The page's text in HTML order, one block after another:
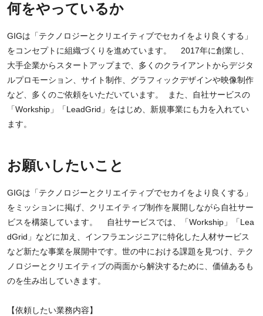
何をやっているか
GIGは「テクノロジーとクリエイティブでセカイをより良くする」
をコンセプトに組織づくりを進めています。 2017年に創業し、
大手企業からスタートアップまで、多くのクライアントからデジタ
ルプロモーション、サイト制作、グラフィックデザインや映像制作
など、多くのご依頼をいただいています。 また、自社サービスの
「Workship」「LeadGrid」をはじめ、新規事業にも力を入れてい
ます。
お願いしたいこと
GIGは「テクノロジーとクリエイティブでセカイをより良くする」
をミッションに掲げ、クリエイティブ制作を展開しながら自社サー
ビスを構築しています。 自社サービスでは、「Workship」「Lea
dGrid」などに加え、インフラエンジニアに特化した人材サービス
など新たな事業を展開中です。世の中における課題を見つけ、テク
ノロジーとクリエイティブの両面から解決するために、価値あるも
のを生み出していきます。
【依頼したい業務内容】